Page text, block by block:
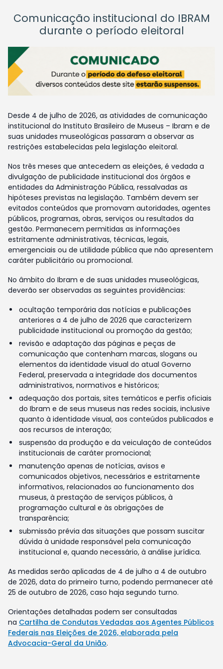
Comunicação institucional do IBRAM
durante o período eleitoral
Desde 4 de julho de 2026, as atividades de comunicação
institucional do Instituto Brasileiro de Museus – Ibram e de
suas unidades museológicas passaram a observar as
restrições estabelecidas pela legislação eleitoral.
Nos três meses que antecedem as eleições, é vedada a
divulgação de publicidade institucional dos órgãos e
entidades da Administração Pública, ressalvadas as
hipóteses previstas na legislação. Também devem ser
evitados conteúdos que promovam autoridades, agentes
públicos, programas, obras, serviços ou resultados da
gestão. Permanecem permitidas as informações
estritamente administrativas, técnicas, legais,
emergenciais ou de utilidade pública que não apresentem
caráter publicitário ou promocional.
No âmbito do Ibram e de suas unidades museológicas,
deverão ser observadas as seguintes providências:
ocultação temporária das notícias e publicações
anteriores a 4 de julho de 2026 que caracterizem
publicidade institucional ou promoção da gestão;
revisão e adaptação das páginas e peças de
comunicação que contenham marcas, slogans ou
elementos da identidade visual do atual Governo
Federal, preservada a integridade dos documentos
administrativos, normativos e históricos;
adequação dos portais, sites temáticos e perfis oficiais
do Ibram e de seus museus nas redes sociais, inclusive
quanto à identidade visual, aos conteúdos publicados e
aos recursos de interação;
suspensão da produção e da veiculação de conteúdos
institucionais de caráter promocional;
manutenção apenas de notícias, avisos e
comunicados objetivos, necessários e estritamente
informativos, relacionados ao funcionamento dos
museus, à prestação de serviços públicos, à
programação cultural e às obrigações de
transparência;
submissão prévia das situações que possam suscitar
dúvida à unidade responsável pela comunicação
institucional e, quando necessário, à análise jurídica.
As medidas serão aplicadas de 4 de julho a 4 de outubro
de 2026, data do primeiro turno, podendo permanecer até
25 de outubro de 2026, caso haja segundo turno.
Orientações detalhadas podem ser consultadas
na Cartilha de Condutas Vedadas aos Agentes Públicos
Federais nas Eleições de 2026, elaborada pela
Advocacia-Geral da União.